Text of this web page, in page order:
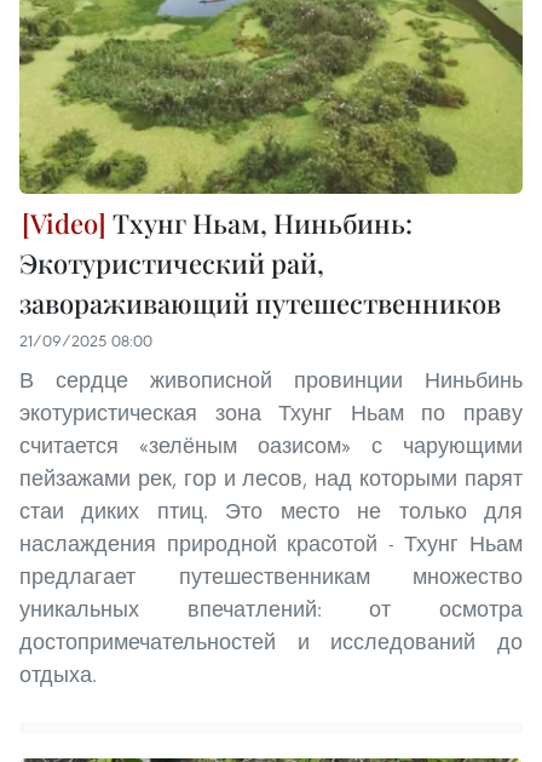
Тхунг Ньам, Ниньбинь:
Экотуристический рай,
завораживающий путешественников
21/09/2025 08:00
В сердце живописной провинции Ниньбинь
экотуристическая зона Тхунг Ньам по праву
считается «зелёным оазисом» с чарующими
пейзажами рек, гор и лесов, над которыми парят
стаи диких птиц. Это место не только для
наслаждения природной красотой - Тхунг Ньам
предлагает путешественникам множество
уникальных впечатлений: от осмотра
достопримечательностей и исследований до
отдыха.